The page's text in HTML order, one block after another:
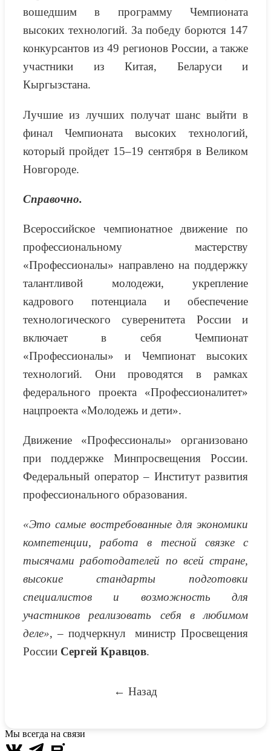
вошедшим в программу Чемпионата
высоких технологий. За победу борются 147
конкурсантов из 49 регионов России, а также
участники из Китая, Беларуси и
Кыргызстана.
Лучшие из лучших получат шанс выйти в
финал Чемпионата высоких технологий,
который пройдет 15–19 сентября в Великом
Новгороде.
Справочно.
Всероссийское чемпионатное движение по
профессиональному мастерству
«Профессионалы» направлено на поддержку
талантливой молодежи, укрепление
кадрового потенциала и обеспечение
технологического суверенитета России и
включает в себя Чемпионат
«Профессионалы» и Чемпионат высоких
технологий. Они проводятся в рамках
федерального проекта «Профессионалитет»
нацпроекта «Молодежь и дети».
Движение «Профессионалы» организовано
при поддержке Минпросвещения России.
Федеральный оператор – Институт развития
профессионального образования.
«Это самые востребованные для экономики
компетенции, работа в тесной связке с
тысячами работодателей по всей стране,
высокие стандарты подготовки
специалистов и возможность для
участников реализовать себя в любимом
деле», – подчеркнул министр Просвещения
России Сергей Кравцов.
← Назад
Мы всегда на связи